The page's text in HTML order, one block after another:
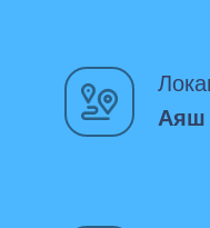
Аяш